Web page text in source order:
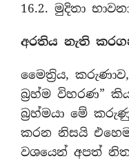
16.2. මුදිතා
අරතිය නැති
මෛත‍්‍රිය, කරුණාව,
බ‍්‍රහ්ම විහරණ”
බ‍්‍රහ්මයා මේ
කරන නිසයි
වශයෙන් අපත්